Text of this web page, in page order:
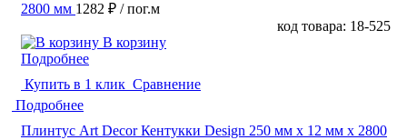
2800 мм 1282 ₽ / пог.м
код товара: 18-525
В корзину
Подробнее
Купить в 1 клик Сравнение
Подробнее
Плинтус Art Decor Кентукки Design 250 мм х 12 мм х 2800